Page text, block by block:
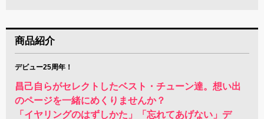
商品紹介
デビュー25周年！
昌己自らがセレクトしたベスト・チューン達。想い出
のページを一緒にめくりませんか？
「イヤリングのはずしかた」「忘れてあげない」デ